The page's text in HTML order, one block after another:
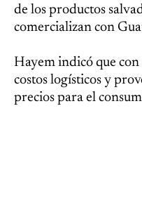
de los productos
comercializan con
Hayem indicó que
costos logísticos y
precios para el